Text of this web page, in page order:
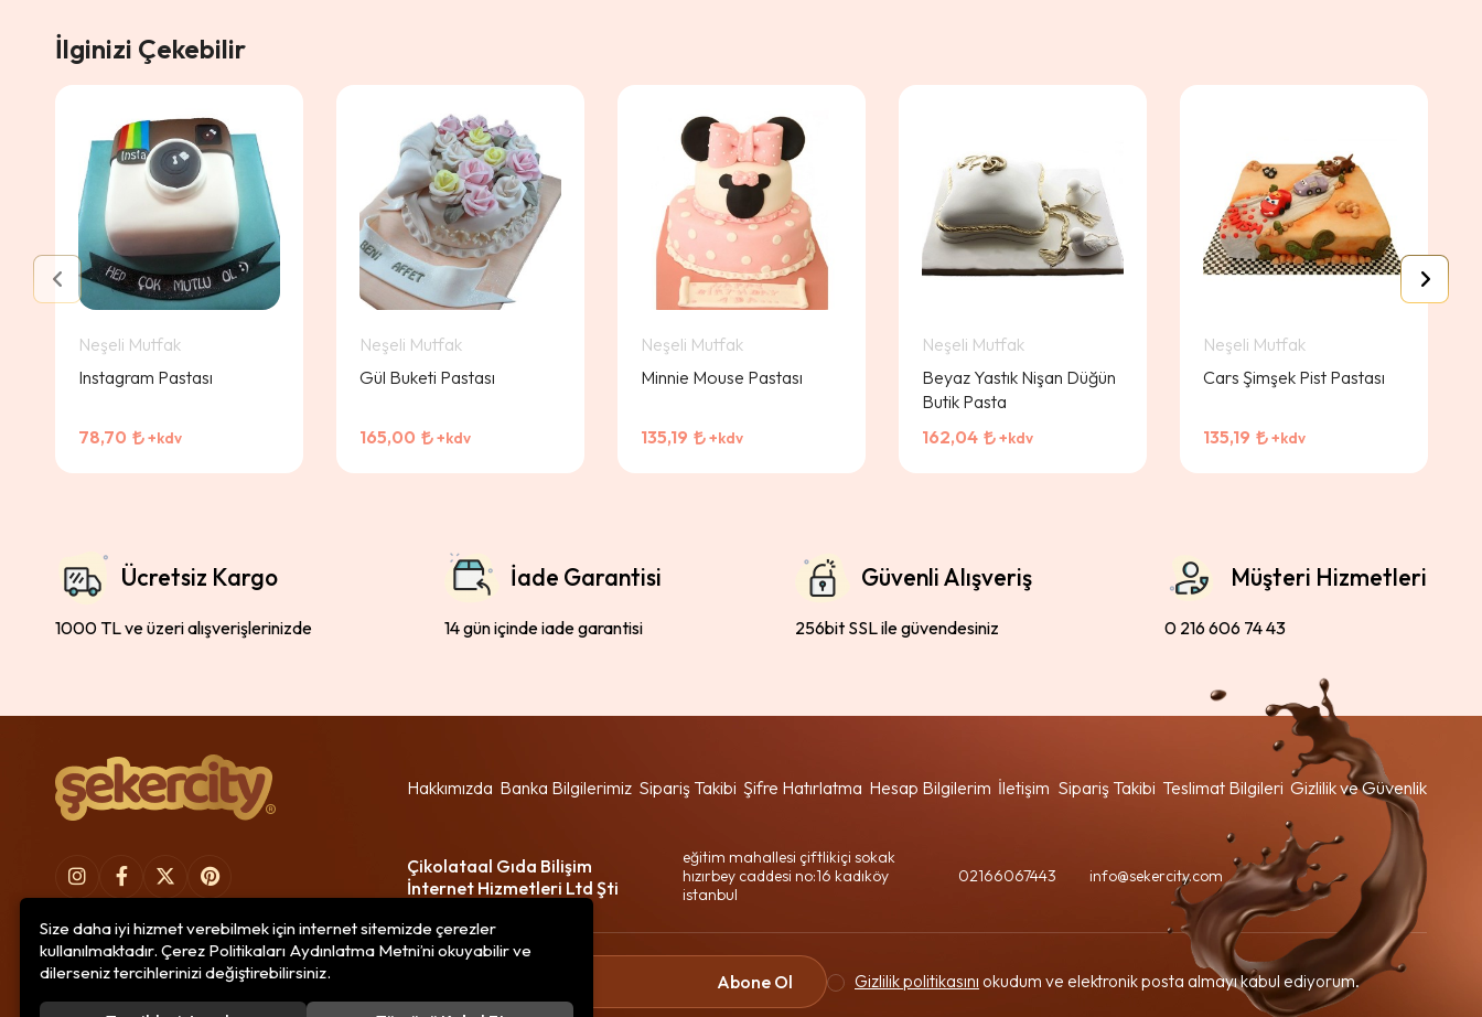
İlginizi Çekebilir
Neşeli Mutfak
Instagram Pastası
78,70 +kdv
Neşeli Mutfak
Gül Buketi Pastası
165,00 +kdv
Neşeli Mutfak
Minnie Mouse Pastası
135,19 +kdv
Neşeli Mutfak
Beyaz Yastık Nişan Düğün
Butik Pasta
162,04
+kdv
Neşeli Mutfak
Cars Şimşek Pist Pastası
135,19 +kdv
Ücretsiz Kargo
1000 TL ve üzeri alışverişlerinizde
İade Garantisi
14 gün içinde iade garantisi
Güvenli Alışveriş
256bit SSL ile güvendesiniz
Müşteri Hizmetleri
0 216 606 74 43
Hakkımızda Banka Bilgilerimiz Sipariş Takibi Şifre Hatırlatma Hesap Bilgilerim İletişim Sipariş Takibi Teslimat Bilgileri Gizlilik ve Güvenlik
Çikolataal Gıda Bilişim
İnternet Hizmetleri Ltd Şti
eğitim mahallesi çiftlikiçi sokak
hızırbey caddesi no:16 kadıköy
istanbul
02166067443 info@sekercity.com
Abone Ol Gizlilik politikasını okudum ve elektronik posta almayı kabul ediyorum.
Size daha iyi hizmet verebilmek için internet sitemizde çerezler
kullanılmaktadır. Çerez Politikaları Aydınlatma Metni’ni okuyabilir ve
dilerseniz tercihlerinizi değiştirebilirsiniz.